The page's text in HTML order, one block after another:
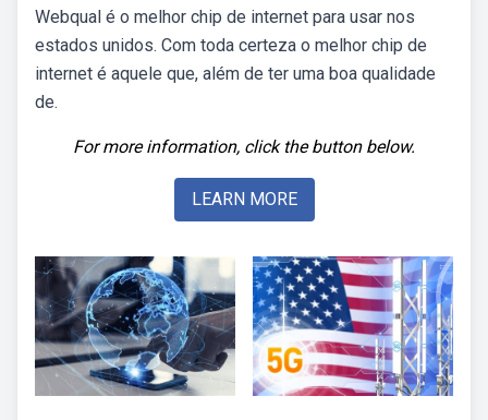
Webqual é o melhor chip de internet para usar nos
estados unidos. Com toda certeza o melhor chip de
internet é aquele que, além de ter uma boa qualidade
de.
For more information, click the button below.
LEARN MORE